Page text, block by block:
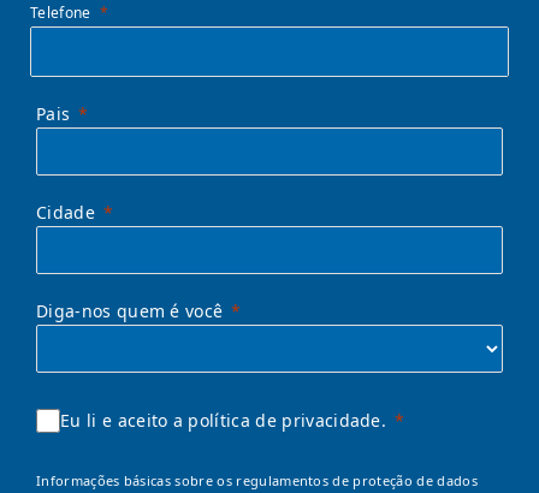
Telefone
Pais
Cidade
Diga-nos quem é você
Eu li e aceito a política de privacidade.
Informações básicas sobre os regulamentos de proteção de dados